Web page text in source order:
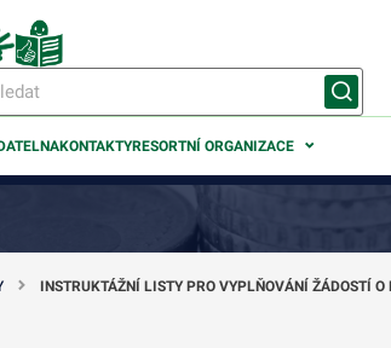
KONTAKTYRESORTNÍ ORGANIZACE
INSTRUKTÁŽNÍ LISTY PRO VYPLŇOVÁNÍ ŽÁDOSTÍ